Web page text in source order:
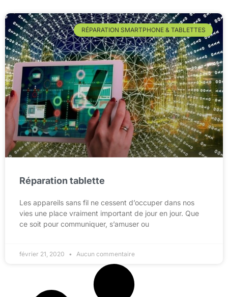
RÉPARATION SMARTPHONE & TABLETTES
Réparation tablette
Les appareils sans fil ne cessent d’occuper dans nos
vies une place vraiment important de jour en jour. Que
ce soit pour communiquer, s’amuser ou
février 21, 2020 Aucun commentaire